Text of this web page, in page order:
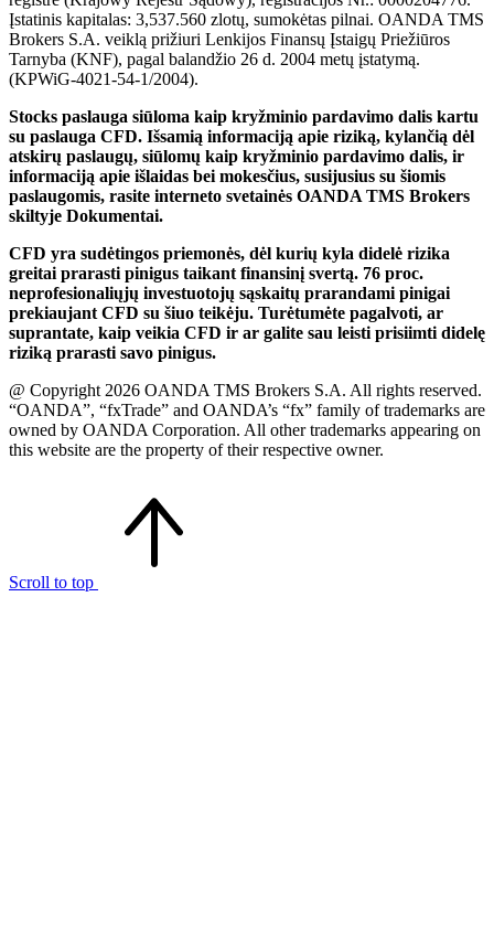
Įstatinis kapitalas: 3,537.560 zlotų, sumokėtas pilnai. OANDA TMS
Brokers S.A. veiklą prižiuri Lenkijos Finansų Įstaigų Priežiūros
Tarnyba (KNF), pagal balandžio 26 d. 2004 metų įstatymą.
(KPWiG-4021-54-1/2004).
Stocks paslauga siūloma kaip kryžminio pardavimo dalis kartu
su paslauga CFD. Išsamią informaciją apie riziką, kylančią dėl
atskirų paslaugų, siūlomų kaip kryžminio pardavimo dalis, ir
informaciją apie išlaidas bei mokesčius, susijusius su šiomis
paslaugomis, rasite interneto svetainės OANDA TMS Brokers
skiltyje Dokumentai.
CFD yra sudėtingos priemonės, dėl kurių kyla didelė rizika
greitai prarasti pinigus taikant finansinį svertą. 76 proc.
neprofesionaliųjų investuotojų sąskaitų prarandami pinigai
prekiaujant CFD su šiuo teikėju. Turėtumėte pagalvoti, ar
suprantate, kaip veikia CFD ir ar galite sau leisti prisiimti didelę
riziką prarasti savo pinigus.
@ Copyright 2026 OANDA TMS Brokers S.A. All rights reserved.
“OANDA”, “fxTrade” and OANDA’s “fx” family of trademarks are
owned by OANDA Corporation. All other trademarks appearing on
this website are the property of their respective owner.
Scroll to top